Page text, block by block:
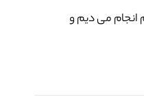
انجام می دیم و